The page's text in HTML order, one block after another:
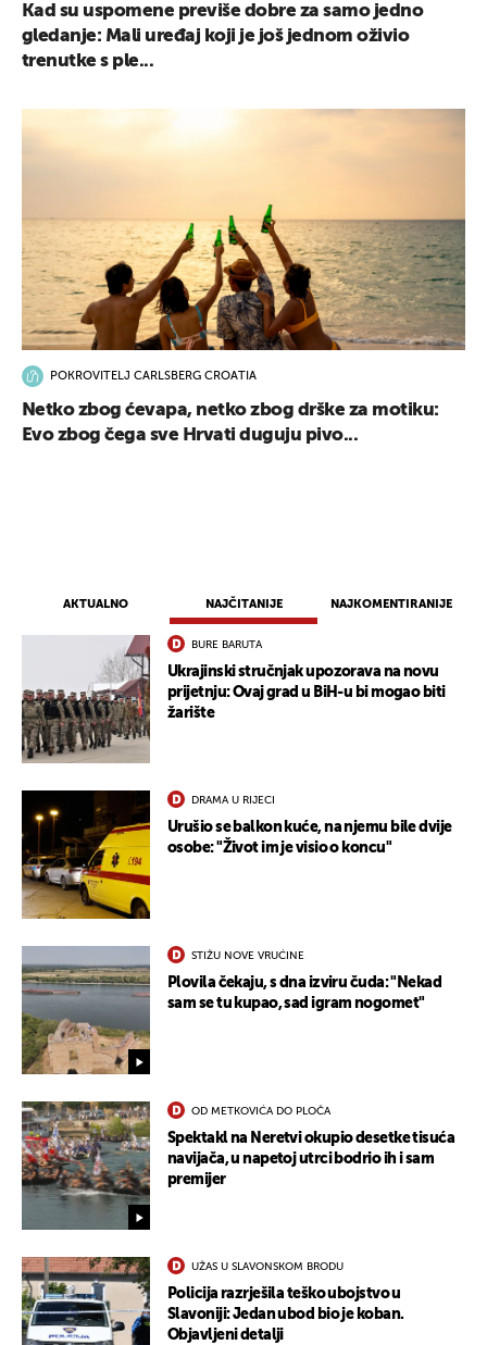
AKTUALNO NAJČITANIJE NAJKOMENTIRANIJE
BURE BARUTA
Ukrajinski stručnjak upozorava na novu
prijetnju: Ovaj grad u BiH-u bi mogao biti
žarište
DRAMA U RIJECI
Urušio se balkon kuće, na njemu bile dvije
osobe: "Život im je visio o koncu"
STIŽU NOVE VRUĆINE
Plovila čekaju, s dna izviru čuda: "Nekad
sam se tu kupao, sad igram nogomet"
OD METKOVIĆA DO PLOČA
Spektakl na Neretvi okupio desetke tisuća
navijača, u napetoj utrci bodrio ih i sam
premijer
UŽAS U SLAVONSKOM BRODU
Policija razrješila teško ubojstvo u
Slavoniji: Jedan ubod bio je koban.
Objavljeni detalji
Kad su uspomene previše dobre za samo jedno
gledanje: Mali uređaj koji je još jednom oživio
trenutke s ple...
POKROVITELJ CARLSBERG CROATIA
Netko zbog ćevapa, netko zbog drške za motiku:
Evo zbog čega sve Hrvati duguju pivo...